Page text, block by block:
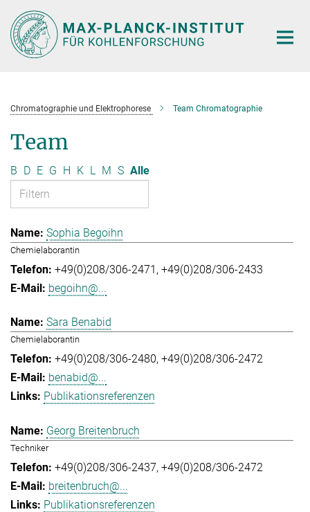
Hauptinhalt
Chromatographie und Elektrophorese Team Chromatographie
Team
B D E G H K L M S Alle
Sophia Begoihn
Chemielaborantin
+49(0)208/306-2471 +49(0)208/306-2433
begoihn@...
Sara Benabid
Chemielaborantin
+49(0)208/306-2480 +49(0)208/306-2472
benabid@...
Publikationsreferenzen
Georg Breitenbruch
Techniker
+49(0)208/306-2437 +49(0)208/306-2472
breitenbruch@...
Publikationsreferenzen